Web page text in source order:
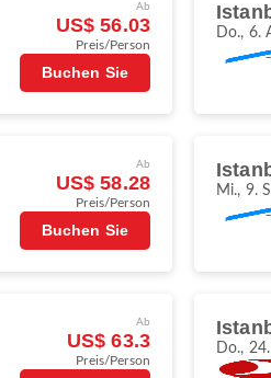
Ab
US$ 56.03
Preis/Person
Buchen Sie
Do., 6.
Ab
US$ 58.28
Preis/Person
Buchen Sie
Mi., 9.
Ab
US$ 63.3
Preis/Person
Do.,